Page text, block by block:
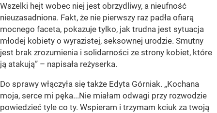
Wszelki hejt wobec niej jest obrzydliwy, a nieufność
nieuzasadniona. Fakt, że nie pierwszy raz padła ofiarą
mocnego faceta, pokazuje tylko, jak trudna jest sytuacja
młodej kobiety o wyrazistej, seksownej urodzie. Smutny
jest brak zrozumienia i solidarności ze strony kobiet, które
ją atakują” – napisała reżyserka.
Do sprawy włączyła się także Edyta Górniak. „Kochana
moja, serce mi pęka...Nie miałam odwagi przy rozwodzie
powiedzieć tyle co ty. Wspieram i trzymam kciuk za twoją